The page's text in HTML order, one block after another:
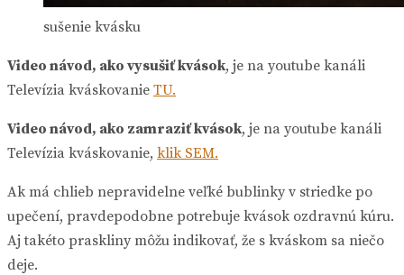
sušenie kvásku
Video návod, ako vysušiť kvások, je na youtube kanáli
Televízia kváskovanie TU.
Video návod, ako zamraziť kvások, je na youtube kanáli
Televízia kváskovanie, klik SEM.
Ak má chlieb nepravidelne veľké bublinky v striedke po
upečení, pravdepodobne potrebuje kvások ozdravnú kúru.
Aj takéto praskliny môžu indikovať, že s kváskom sa niečo
deje.